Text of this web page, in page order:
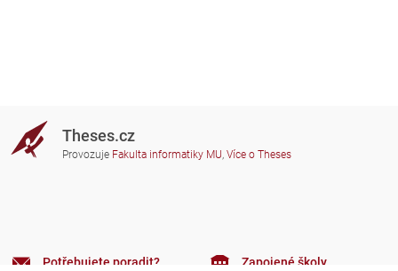
Theses.cz
Provozuje Fakulta informatiky MU, Více o Theses
Potřebujete poradit? Zapojené školy